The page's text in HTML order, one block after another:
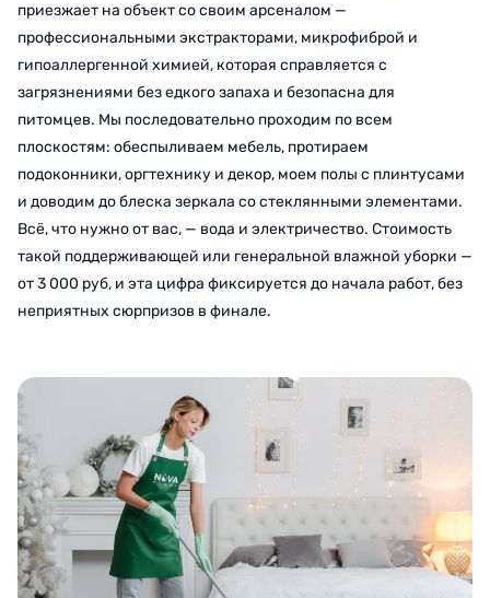
приезжает на объект со своим арсеналом —
профессиональными экстракторами, микрофиброй и
гипоаллергенной химией, которая справляется с
загрязнениями без едкого запаха и безопасна для
питомцев. Мы последовательно проходим по всем
плоскостям: обеспыливаем мебель, протираем
подоконники, оргтехнику и декор, моем полы с плинтусами
и доводим до блеска зеркала со стеклянными элементами.
Всё, что нужно от вас, — вода и электричество. Стоимость
такой поддерживающей или генеральной влажной уборки —
от 3 000 руб, и эта цифра фиксируется до начала работ, без
неприятных сюрпризов в финале.